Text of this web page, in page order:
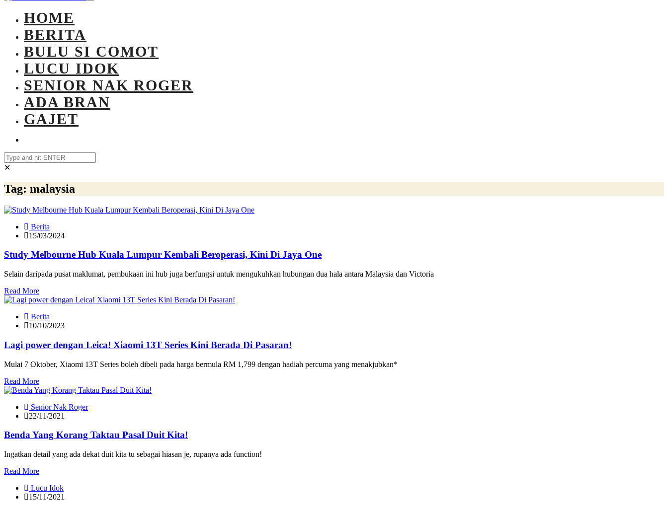
HOME
BERITA
BULU SI COMOT
LUCU IDOK
SENIOR NAK ROGER
ADA BRAN
GAJET
✕
Tag: malaysia
Berita
15/03/2024
Study Melbourne Hub Kuala Lumpur Kembali Beroperasi, Kini Di Jaya One
Selain daripada pusat maklumat, pembukaan ini hub juga berfungsi untuk mengukuhkan hubungan dua hala antara Malaysia dan Victoria
Read More
Berita
10/10/2023
Lagi power dengan Leica! Xiaomi 13T Series Kini Berada Di Pasaran!
Mulai 7 Oktober, Xiaomi 13T Series boleh dibeli pada harga bermula RM 1,799 dengan hadiah percuma yang menakjubkan*
Read More
Senior Nak Roger
22/11/2021
Benda Yang Korang Taktau Pasal Duit Kita!
Ingatkan detail yang ada dekat duit kita tu sebagai hiasan je, rupanya ada function!
Read More
Lucu Idok
15/11/2021